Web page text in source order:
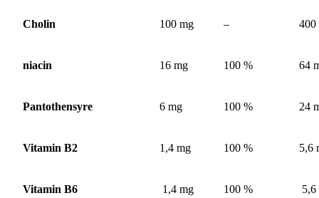
Cholin 100 mg – 400
niacin 16 mg 100 % 64
Pantothensyre 6 mg 100 % 24
Vitamin B2 1,4 mg 100 % 5,6
Vitamin B6 1,4 mg 100 % 5,6